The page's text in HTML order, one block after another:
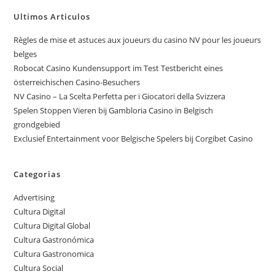
Ultimos Articulos
Règles de mise et astuces aux joueurs du casino NV pour les joueurs
belges
Robocat Casino Kundensupport im Test Testbericht eines
österreichischen Casino-Besuchers
NV Casino – La Scelta Perfetta per i Giocatori della Svizzera
Spelen Stoppen Vieren bij Gambloria Casino in Belgisch
grondgebied
Exclusief Entertainment voor Belgische Spelers bij Corgibet Casino
Categorias
Advertising
Cultura Digital
Cultura Digital Global
Cultura Gastronómica
Cultura Gastronomica
Cultura Social